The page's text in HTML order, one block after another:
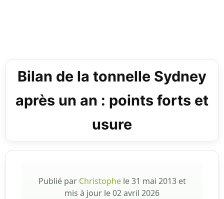
Bilan de la tonnelle Sydney
après un an : points forts et
usure
Publié par Christophele31 mai 2013et
mis à jour le02 avril 2026